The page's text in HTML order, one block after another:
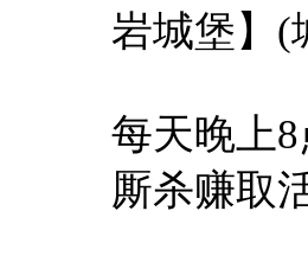
岩城堡】(
每天晚上
厮杀赚取